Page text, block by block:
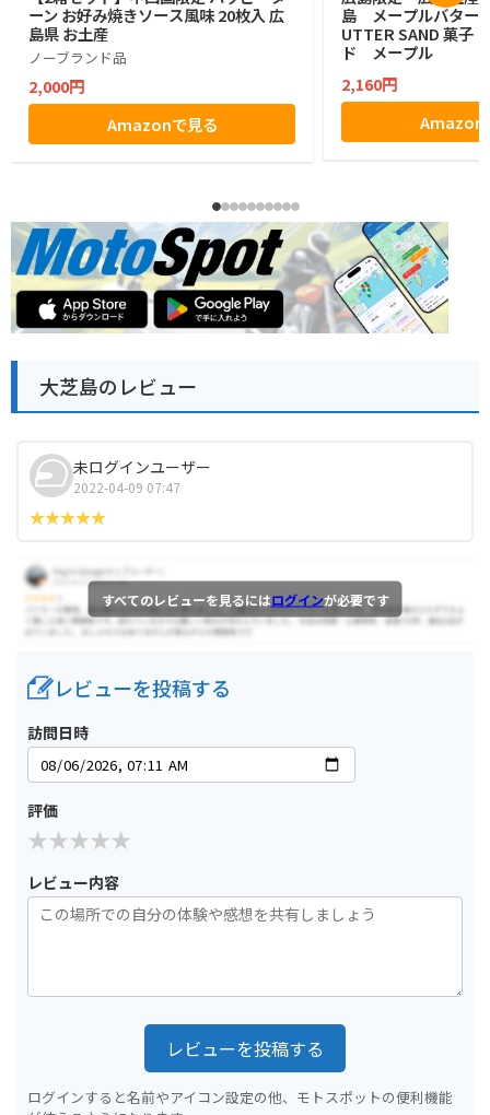
ーン お好み焼きソース風味 20枚入 広
島県 お土産
ノーブランド品
2,000円
Amazonで見る
島 メープルバター
UTTER SAND 菓
ド メープル
2,160円
Amazon
大芝島のレビュー
未ログインユーザー
2022-04-09 07:47
すべてのレビューを見るにはログインが必要です
レビューを投稿する
訪問日時
評価
レビュー内容
レビューを投稿する
ログインすると名前やアイコン設定の他、モトスポットの便利機能